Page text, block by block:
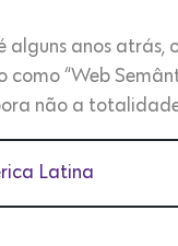
alguns anos atrás,
“Web
não a
Latina